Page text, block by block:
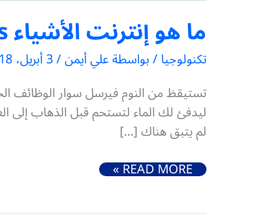
ما هو إنترنت الأشياء Internet of Things وكيف يعمل
تكنولوجيا/ بواسطةعلي أيمن/3 أبريل، 2018
تستيقظ من النوم فيرسل سوار الوظائف
ليدفئ لك الماء لتستحم قبل الذهاب إلى
لم يتبق هناك […]
ما هو إنترنت الأشياء INTERNET OF THINGS وكيف يعمل
READ MORE »